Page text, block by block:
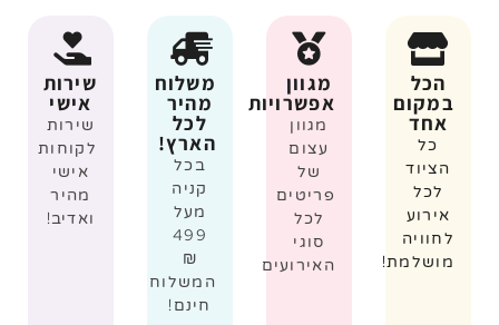
הכל
במקום
אחד
כל
הציוד
לכל
אירוע
לחוויה
מושלמת!
מגוון
אפשרויות
מגוון
עצום
של
פריטים
לכל
סוגי
האירועים
משלוח
מהיר
לכל
הארץ!
בכל
קניה
מעל
499
₪
המשלוח
חינם!
שירות
אישי
שירות
לקוחות
אישי
מהיר
ואדיב!